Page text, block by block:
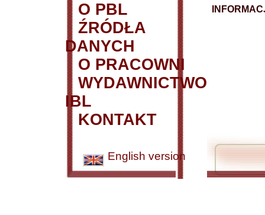
O PBL
ŹRÓDŁA
DANYCH
O PRACOWNI
WYDAWNICTWO
IBL
KONTAKT
English version